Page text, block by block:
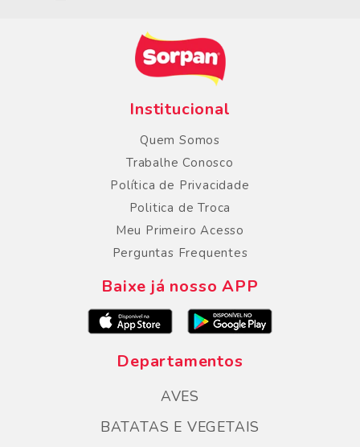
Institucional
Quem Somos
Trabalhe Conosco
Política de Privacidade
Politica de Troca
Meu Primeiro Acesso
Perguntas Frequentes
Baixe já nosso APP
Departamentos
AVES
BATATAS E VEGETAIS